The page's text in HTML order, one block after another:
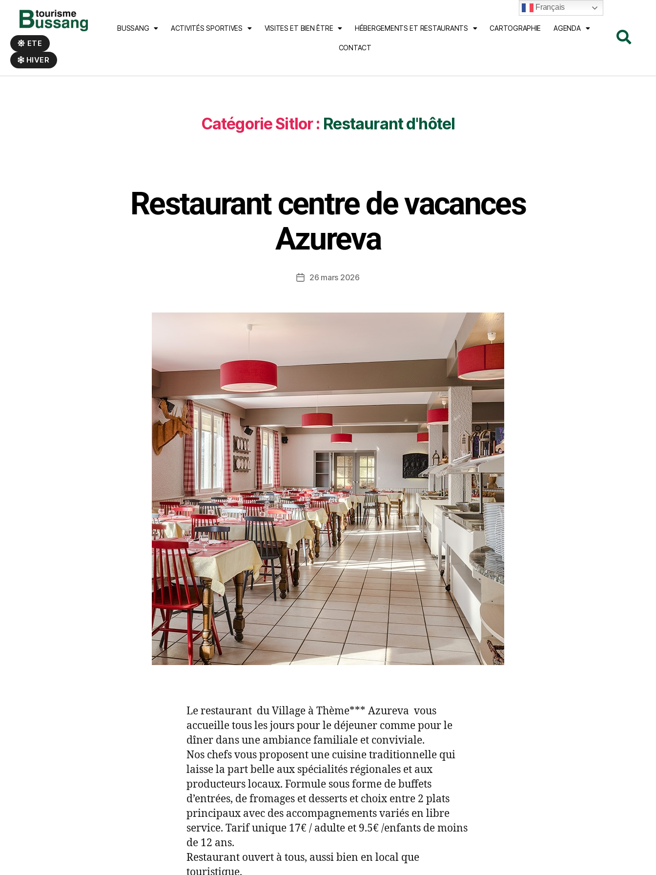
ETE
HIVER
BUSSANG ACTIVITÉS SPORTIVES VISITES ET BIEN ÊTRE HÉBERGEMENTS ET RESTAURANTS CARTOGRAPHIE AGENDA
CONTACT
Catégorie Sitlor : Restaurant d'hôtel
Restaurant centre de vacances
Azureva
26 mars 2026
Le restaurant du Village à Thème*** Azureva vous
accueille tous les jours pour le déjeuner comme pour le
dîner dans une ambiance familiale et conviviale.
Nos chefs vous proposent une cuisine traditionnelle qui
laisse la part belle aux spécialités régionales et aux
producteurs locaux. Formule sous forme de buffets
d’entrées, de fromages et desserts et choix entre 2 plats
principaux avec des accompagnements variés en libre
service. Tarif unique 17€ / adulte et 9.5€ /enfants de moins
de 12 ans.
Restaurant ouvert à tous, aussi bien en local que
touristique.
Français